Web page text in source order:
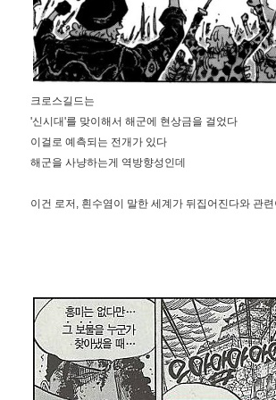
크로스길드는
'신시대'를 맞이해서 해군에 현상금을 걸었다
이걸로 예측되는 전개가 있다
해군을 사냥하는게 역방향성인데
이건 로저, 흰수염이 말한 세계가 뒤집어진다와 관